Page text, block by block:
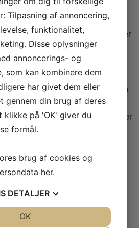
mest mindeværdige
i de uformelle øjeblikke – en
tjener om råvarerne, eller
smil løser et akut problem.
vi, hvordan denne
afgørende
En lokation kan være nok så
føler sig som et nummer i
loyale relation. Hospitality er
binder det fysiske rum og
til en helhed, gæsten
til.
på venuez.dk
del af venuez.dk’s løbende
Tilpasning af annoncering,
funktionalitet,
Disse oplysninger
annoncerings- og
som kan kombinere dem
har givet dem eller
gennem din brug af deres
klikke på 'OK' giver du
formål.
brug af cookies og
her.
DETALJER
OK